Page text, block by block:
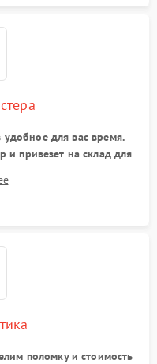
для вас время.
привезет на склад для
поломку и стоимость